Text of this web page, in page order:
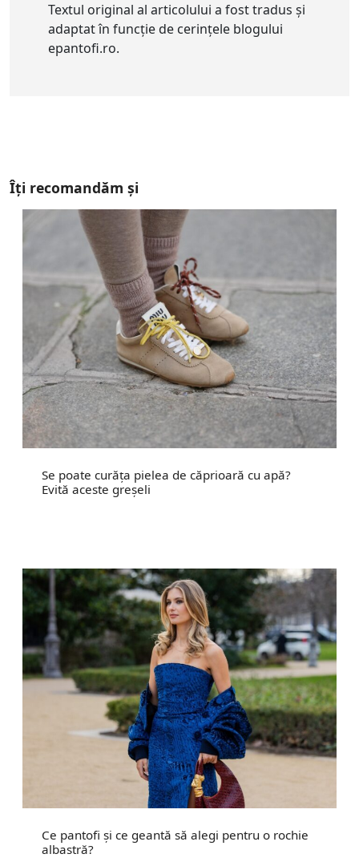
Textul original al articolului a fost tradus și
adaptat în funcție de cerințele blogului
epantofi.ro.
Îți recomandăm și
Se poate curăța pielea de căprioară cu apă?
Evită aceste greșeli
Ce pantofi și ce geantă să alegi pentru o rochie
albastră?